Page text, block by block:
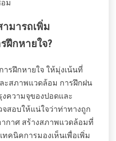
ม
ามารถเพิ่ม
ฝึกหายใจ?
รฝึกหายใจ ให้มุ่งเน้นที่
ะสภาพแวดล้อม การฝึกฝน
ความจุของปอดและ
สอบให้แน่ใจว่าท่าทางถูก
กาศ สร้างสภาพแวดล้อมที่
ทคนิคการมองเห็นเพื่อเพิ่ม